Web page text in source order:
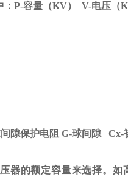
：P-容量（KV） V-电压（
隙保护电阻 G-球间隙 Cx-
器的额定容量来选择。如